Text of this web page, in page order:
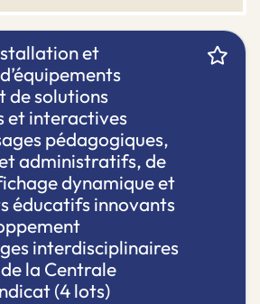
et
de solutions
et interactives
pédagogiques,
administratifs, de
dynamique et
éducatifs innovants
interdisciplinaires
la Centrale
(4 lots)